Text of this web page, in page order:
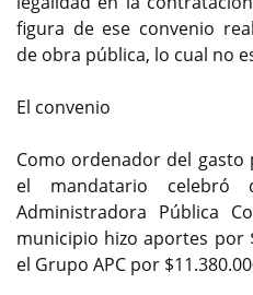
figura de ese convenio
de obra pública, lo cual no
El convenio
Como ordenador del gasto
el mandatario celebró
Administradora Pública
municipio hizo aportes por
el Grupo APC por